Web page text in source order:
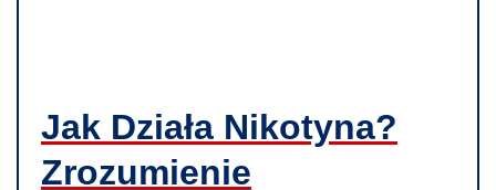
Jak Działa Nikotyna?
Zrozumienie